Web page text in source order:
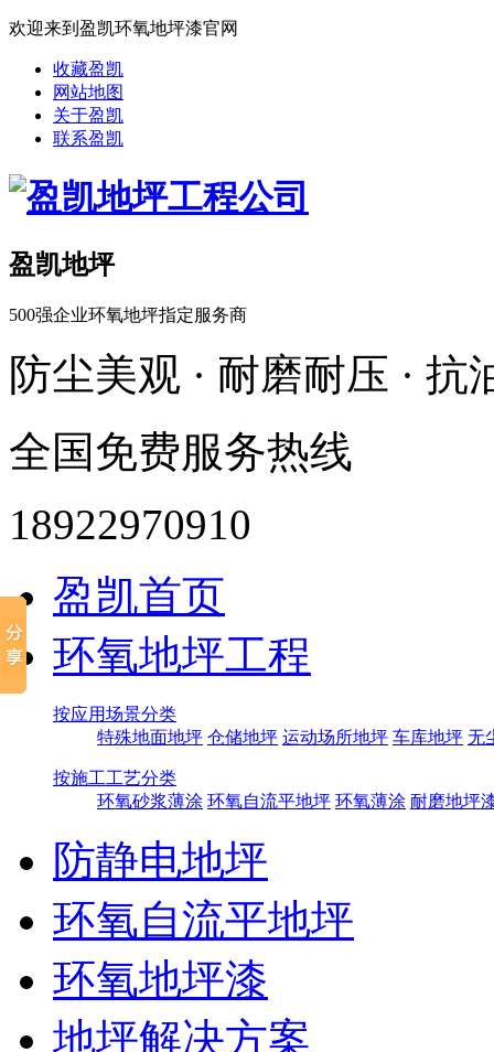
欢迎来到盈凯环氧地坪漆官网
收藏盈凯
网站地图
关于盈凯
联系盈凯
盈凯地坪
500强企业环氧地坪指定服务商
防尘美观 · 耐磨耐压 · 抗
全国免费服务热线
18922970910
盈凯首页
环氧地坪工程
按应用场景分类
特殊地面地坪 仓储地坪 运动场所地坪 车库地坪 无
按施工工艺分类
环氧砂浆薄涂 环氧自流平地坪 环氧薄涂 耐磨地坪
防静电地坪
环氧自流平地坪
环氧地坪漆
地坪解决方案